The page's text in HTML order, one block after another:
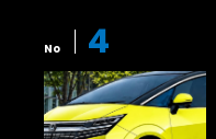
No 4